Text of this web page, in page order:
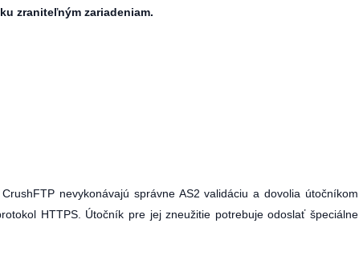
zraniteľným zariadeniam.
nevykonávajú správne AS2 validáciu a dovolia útočníkom
HTTPS. Útočník pre jej zneužitie potrebuje odoslať špeciálne